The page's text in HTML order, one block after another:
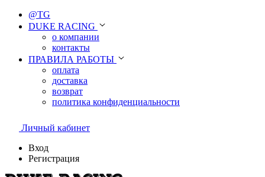
@TG
DUKE RACING
о компании
контакты
ПРАВИЛА РАБОТЫ
оплата
доставка
возврат
политика конфиденциальности
Личный кабинет
Вход
Регистрация